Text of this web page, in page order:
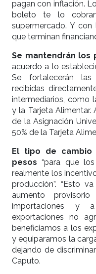
pagan con inflación.
boleto te lo
supermercado. Y
que terminan
Se mantendrán los
acuerdo a lo
Se fortalecerán
recibidas
intermediarios, como
y la Tarjeta Alimentar.
de la Asignación
50% de la Tarjeta
El tipo de cambio
pesos “para que
realmente los
producción”. “Esto
aumento
importaciones y
exportaciones no
beneficiamos a los
y equiparamos la
dejando de
Caputo.